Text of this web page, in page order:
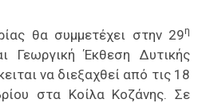
θα συμμετέχει στην 29η
Γεωργική Έκθεση Δυτικής
να διεξαχθεί από τις 18
στα Κοίλα Κοζάνης. Σε